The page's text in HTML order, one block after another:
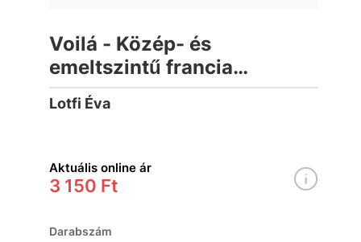
Voilá - Közép- és
emeltszintű francia
érettségire készítő
Lotfi Éva
Aktuális online ár
3 150 Ft
Darabszám